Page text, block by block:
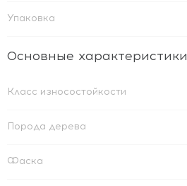
Упаковка
Основные характеристики
Класс износостойкости
Порода дерева
Фаска